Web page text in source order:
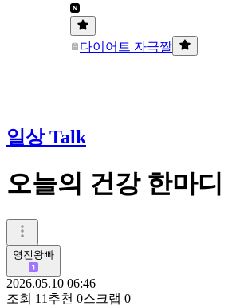
다이어트 자극짤
일상 Talk
오늘의 건강 한마디
영진왕빠
2026.05.10 06:46
조회 11 추천 0스크랩 0